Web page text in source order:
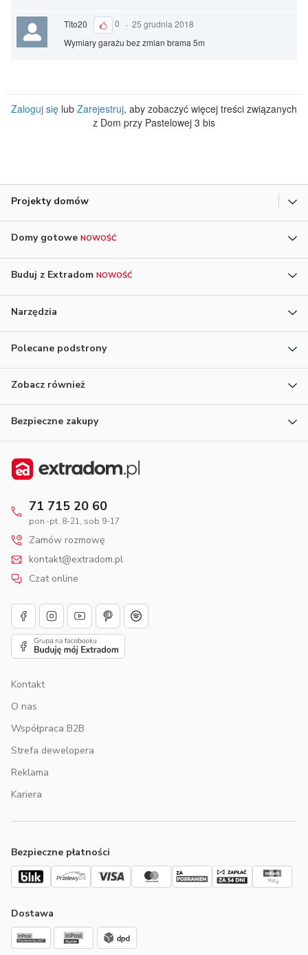
Tito20 0 ·25 grudnia 2018
Wymiary garażu bez zmian brama 5m
Zaloguj się lub Zarejestruj, aby zobaczyć więcej treści związanych
z Dom przy Pastelowej 3 bis
Projekty domów
Domy gotowe NOWOŚĆ
Buduj z Extradom NOWOŚĆ
Narzędzia
Polecane podstrony
Zobacz również
Bezpieczne zakupy
71 715 20 60
pon.-pt. 8-21, sob 9-17
Zamów rozmowę
kontakt@extradom.pl
Czat online
Kontakt
O nas
Współpraca B2B
Strefa dewelopera
Reklama
Kariera
Bezpieczne płatności
Dostawa